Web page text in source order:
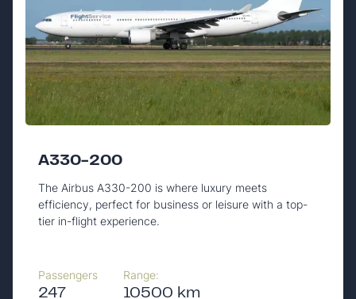
A330-200
The Airbus A330-200 is where luxury meets
efficiency, perfect for business or leisure with a top-
tier in-flight experience.
Passengers
247
Range:
10500 km